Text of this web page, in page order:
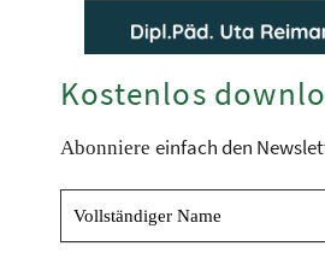
Kostenlos
Abonniere einfach den